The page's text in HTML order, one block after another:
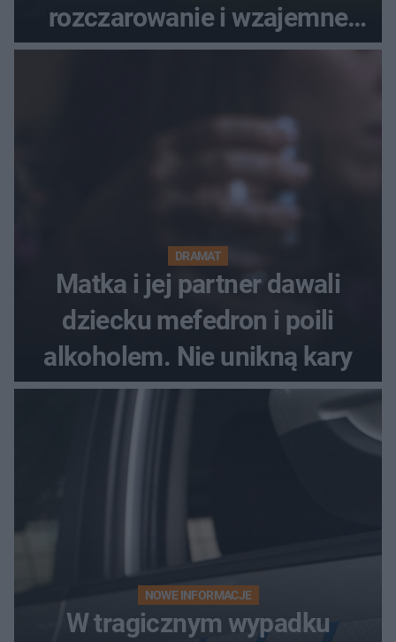
rozczarowanie i wzajemne
obwinianie. Dlaczego Peak
DRAMAT
Matka i jej partner dawali
dziecku mefedron i poili
alkoholem. Nie unikną kary
NOWE INFORMACJE
W tragicznym wypadku